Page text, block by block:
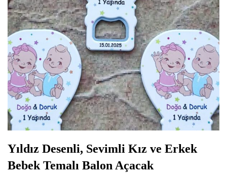
Yıldız Desenli, Sevimli Kız ve Erkek
Bebek Temalı Balon Açacak